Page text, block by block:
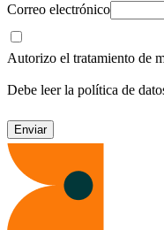
Correo electrónico
Autorizo el tratamiento de
Debe leer la política de